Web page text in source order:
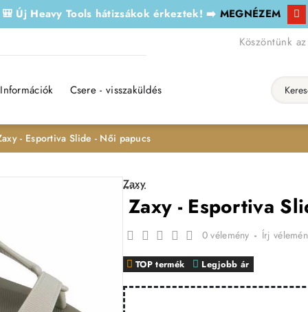
🎒 Új Heavy Tools hátizsákok érkeztek! ➡️ MEGNÉZEM
Köszöntünk
Információk Csere - visszaküldés
- Esportiva Slide - Női papucs
Zaxy
Zaxy - Esportiva
TOP termék Legjobb ár
0 vélemény - Írj